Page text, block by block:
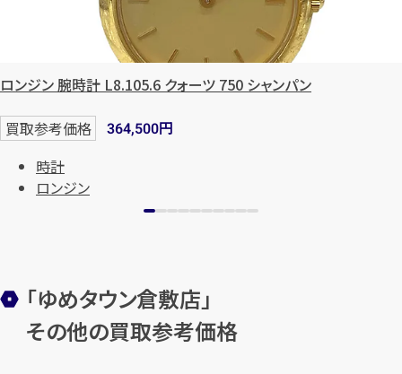
ロンジン 腕時計 L8.105.6 クォーツ 750 シャンパン
買取参考価格 364,500円
時計
ロンジン
「ゆめタウン倉敷店」
その他の買取参考価格